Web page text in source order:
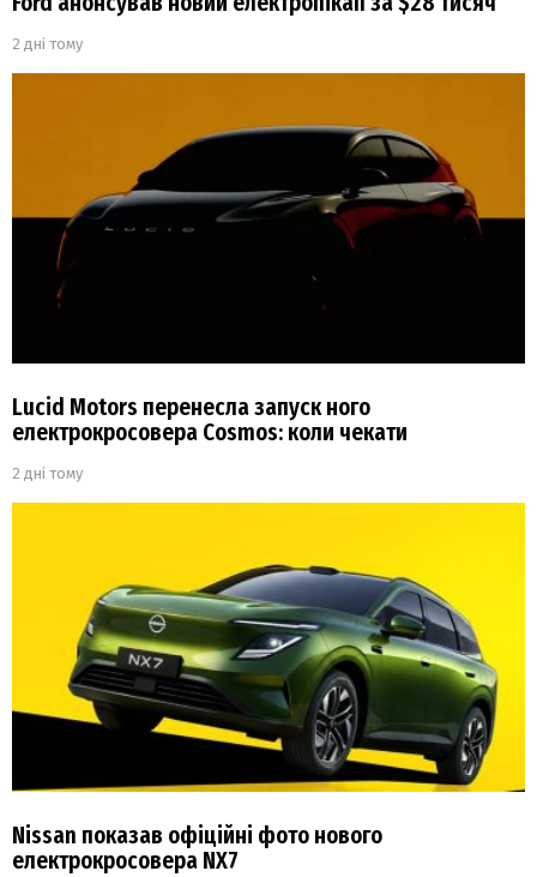
2 дні тому
Lucid Motors перенесла запуск ного
електрокросовера Cosmos: коли чекати
2 дні тому
Nissan показав офіційні фото нового
електрокросовера NX7